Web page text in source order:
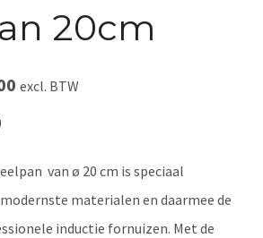
20cm
Huidige
€ 149,00.
excl. BTW
van ø 20 cm is speciaal
materialen en daarmee de
inductie fornuizen. Met de